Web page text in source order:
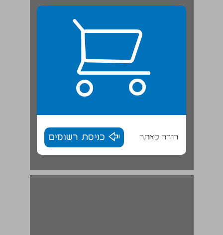
חזרה לאתר כניסת רשומים